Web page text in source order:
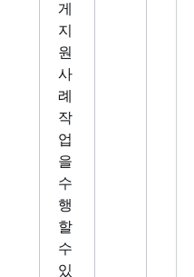
게
지
원
사
례
작
업
을
수
행
할
수
있